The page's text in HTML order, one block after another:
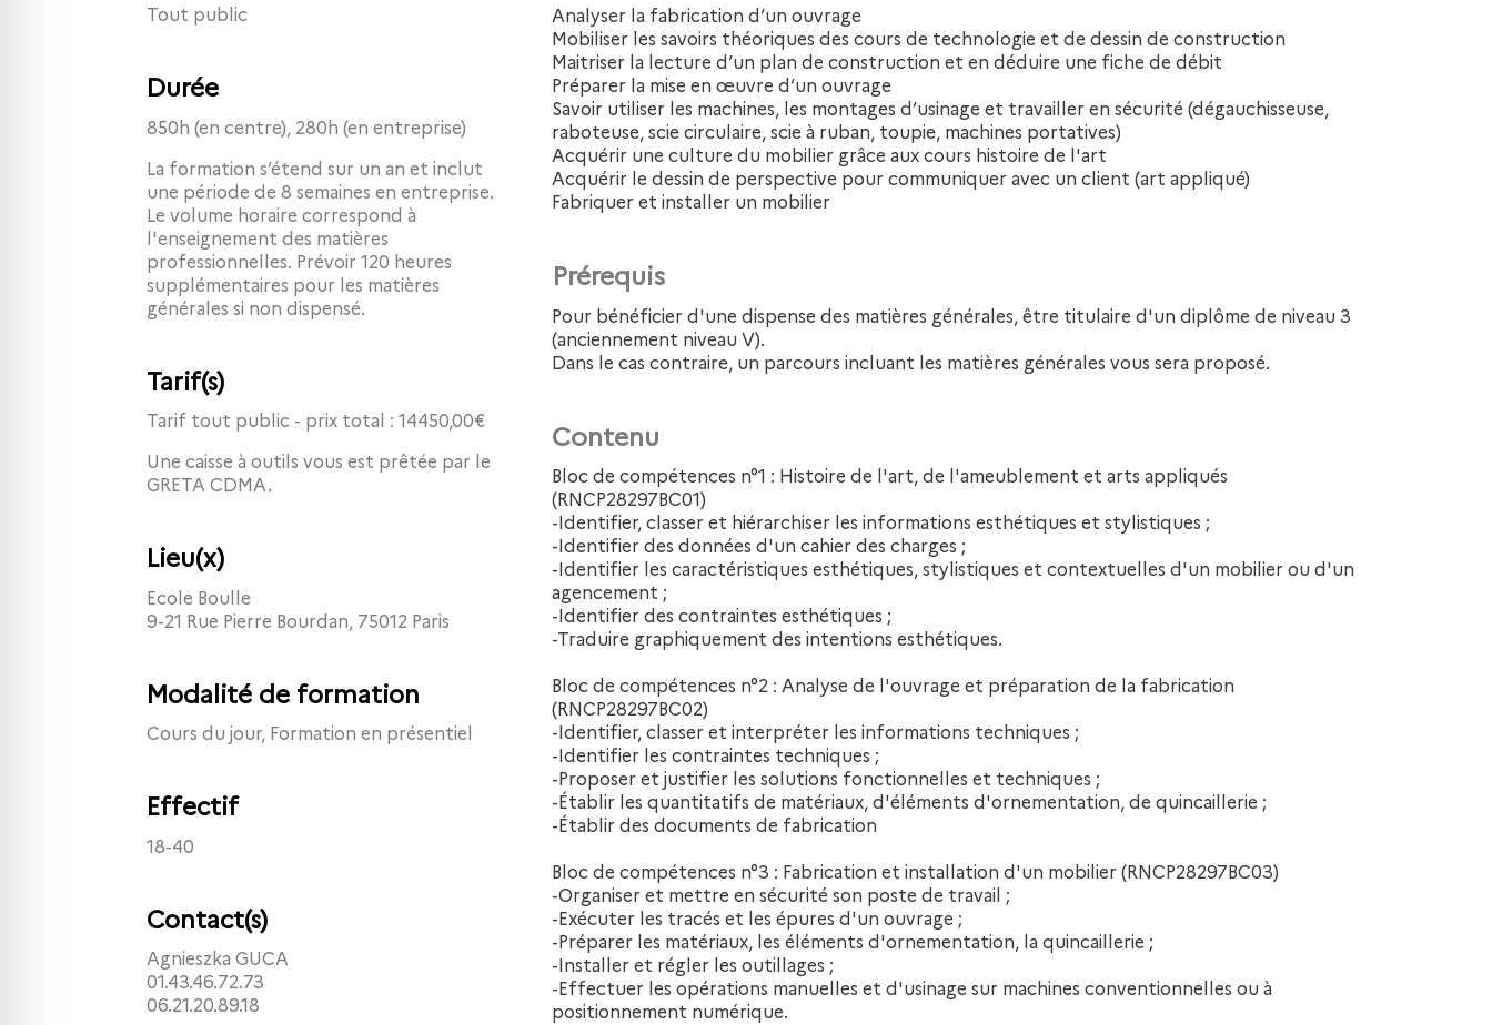
Tout public
Durée
850h (en centre), 280h (en entreprise)
La formation s’étend sur un an et inclut
une période de 8 semaines en entreprise.
Le volume horaire correspond à
l'enseignement des matières
professionnelles. Prévoir 120 heures
supplémentaires pour les matières
générales si non dispensé.
Tarif(s)
Tarif tout public - prix total : 14450,00€
Une caisse à outils vous est prêtée par le
GRETA CDMA.
Lieu(x)
Ecole Boulle
9-21 Rue Pierre Bourdan, 75012 Paris
Modalité de formation
Cours du jour, Formation en présentiel
Effectif
18-40
Contact(s)
Agnieszka GUCA
01.43.46.72.73
06.21.20.89.18
Analyser la fabrication d’un ouvrage
Mobiliser les savoirs théoriques des cours de technologie et de dessin de construction
Maitriser la lecture d’un plan de construction et en déduire une fiche de débit
Préparer la mise en œuvre d’un ouvrage
Savoir utiliser les machines, les montages d’usinage et travailler en sécurité (dégauchisseuse,
raboteuse, scie circulaire, scie à ruban, toupie, machines portatives)
Acquérir une culture du mobilier grâce aux cours histoire de l'art
Acquérir le dessin de perspective pour communiquer avec un client (art appliqué)
Fabriquer et installer un mobilier
Prérequis
Pour bénéficier d'une dispense des matières générales, être titulaire d'un diplôme de niveau 3
(anciennement niveau V).
Dans le cas contraire, un parcours incluant les matières générales vous sera proposé.
Contenu
Bloc de compétences n°1 : Histoire de l'art, de l'ameublement et arts appliqués
(RNCP28297BC01)
-Identifier, classer et hiérarchiser les informations esthétiques et stylistiques ;
-Identifier des données d'un cahier des charges ;
-Identifier les caractéristiques esthétiques, stylistiques et contextuelles d'un mobilier ou d'un
agencement ;
-Identifier des contraintes esthétiques ;
-Traduire graphiquement des intentions esthétiques.
Bloc de compétences n°2 : Analyse de l'ouvrage et préparation de la fabrication
(RNCP28297BC02)
-Identifier, classer et interpréter les informations techniques ;
-Identifier les contraintes techniques ;
-Proposer et justifier les solutions fonctionnelles et techniques ;
-Établir les quantitatifs de matériaux, d'éléments d'ornementation, de quincaillerie ;
-Établir des documents de fabrication
Bloc de compétences n°3 : Fabrication et installation d'un mobilier (RNCP28297BC03)
-Organiser et mettre en sécurité son poste de travail ;
-Exécuter les tracés et les épures d'un ouvrage ;
-Préparer les matériaux, les éléments d'ornementation, la quincaillerie ;
-Installer et régler les outillages ;
-Effectuer les opérations manuelles et d'usinage sur machines conventionnelles ou à
positionnement numérique.